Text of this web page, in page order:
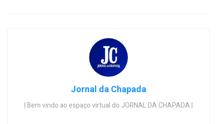
Jornal da Chapada
| Bem vindo ao espaço virtual do JORNAL DA CHAPADA |